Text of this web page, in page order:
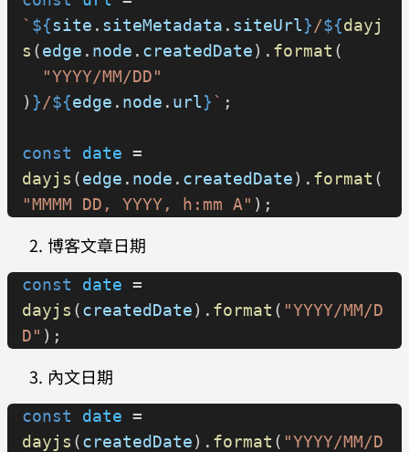
  },
};
dayjs . locale (
` ${site . siteMetadata . siteUrl}/${dayj
s (edge . node . createdDate). format (
  "YYYY/MM/DD"
) }/${edge . node . url}` ;
const date
dayjs (edge . node . createdDate). format (
"MMMM DD, YYYY, h:mm A" );
博客文章日期
const date
dayjs (createdDate). format ( "YYYY/MM/D
D" );
內文日期
const date
dayjs (createdDate). format ( "YYYY/MM/D